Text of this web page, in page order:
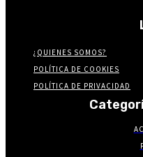
¿QUIENES SOMOS?
POLÍTICA DE COOKIES
POLÍTICA DE PRIVACIDAD